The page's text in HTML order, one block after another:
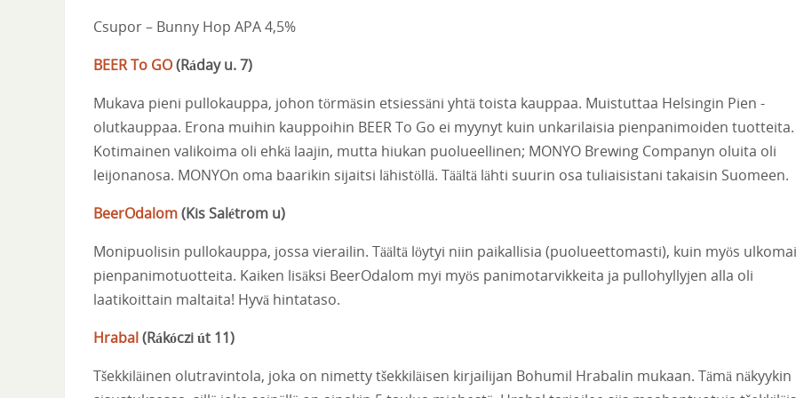
Csupor – Bunny Hop APA 4,5%
BEER To GO(Ráday u. 7)
Mukava pieni pullokauppa, johon törmäsin etsiessäni yhtä toista kauppaa. Muistuttaa Helsingin Pien -
olutkauppaa. Erona muihin kauppoihin BEER To Go ei myynyt kuin unkarilaisia pienpanimoiden tuotteita.
Kotimainen valikoima oli ehkä laajin, mutta hiukan puolueellinen; MONYO Brewing Companyn oluita oli
leijonanosa. MONYOn oma baarikin sijaitsi lähistöllä. Täältä lähti suurin osa tuliaisistani takaisin Suomeen.
BeerOdalom(Kis Salétrom u)
Monipuolisin pullokauppa, jossa vierailin. Täältä löytyi niin paikallisia (puolueettomasti), kuin myös
pienpanimotuotteita. Kaiken lisäksi BeerOdalom myi myös panimotarvikkeita ja pullohyllyjen alla oli
laatikoittain maltaita! Hyvä hintataso.
Hrabal(Rákóczi út 11)
Tšekkiläinen olutravintola, joka on nimetty tšekkiläisen kirjailijan Bohumil Hrabalin mukaan. Tämä näkyykin